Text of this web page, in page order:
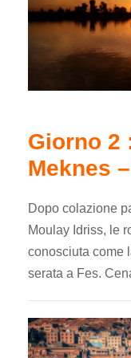
Giorno 2
Meknes
Dopo colazione
Moulay Idriss, le
conosciuta come
serata a Fes.